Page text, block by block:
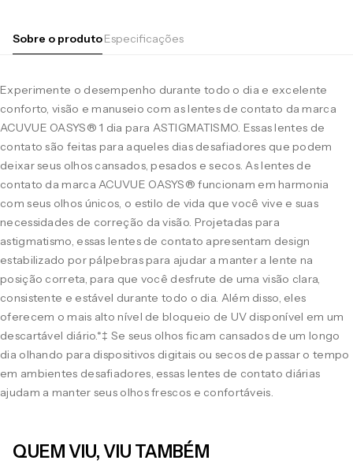
Sobre o produtoEspecificações
Experimente o desempenho durante todo o dia e excelente
conforto, visão e manuseio com as lentes de contato da marca
ACUVUE OASYS® 1 dia para ASTIGMATISMO. Essas lentes de
contato são feitas para aqueles dias desafiadores que podem
deixar seus olhos cansados, pesados e secos. As lentes de
contato da marca ACUVUE OASYS® funcionam em harmonia
com seus olhos únicos, o estilo de vida que você vive e suas
necessidades de correção da visão. Projetadas para
astigmatismo, essas lentes de contato apresentam design
estabilizado por pálpebras para ajudar a manter a lente na
posição correta, para que você desfrute de uma visão clara,
consistente e estável durante todo o dia. Além disso, eles
oferecem o mais alto nível de bloqueio de UV disponível em um
descartável diário.*‡ Se seus olhos ficam cansados de um longo
dia olhando para dispositivos digitais ou secos de passar o tempo
em ambientes desafiadores, essas lentes de contato diárias
ajudam a manter seus olhos frescos e confortáveis.
QUEM VIU, VIU TAMBÉM